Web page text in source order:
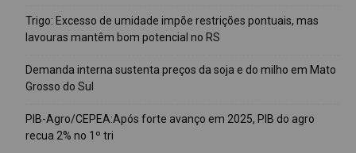
Trigo: Excesso de umidade impõe restrições pontuais, mas
lavouras mantêm bom potencial no RS
Demanda interna sustenta preços da soja e do milho em Mato
Grosso do Sul
PIB-Agro/CEPEA:Após forte avanço em 2025, PIB do agro
recua 2% no 1º tri